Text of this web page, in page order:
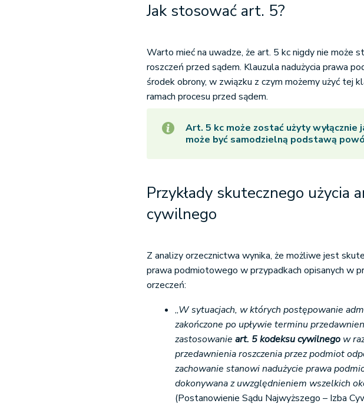
Jak stosować art. 5?
Warto mieć na uwadze, że art. 5 kc nigdy nie może
roszczeń przed sądem. Klauzula nadużycia prawa
środek obrony, w związku z czym możemy użyć tej
ramach procesu przed sądem.
Art. 5 kc może zostać użyty wyłącznie
może być samodzielną podstawą
Przykłady skutecznego użycia
cywilnego
Z analizy orzecznictwa wynika, że możliwe jest
prawa podmiotowego w przypadkach opisanych w
orzeczeń:
„W sytuacjach, w których postępowanie
zakończone po upływie terminu
zastosowanieart. 5 kodeksu cywilnego w
przedawnienia roszczenia przez podmiot
zachowanie stanowi nadużycie prawa
dokonywana z uwzględnieniem wszelkich
(Postanowienie Sądu Najwyższego – Izba